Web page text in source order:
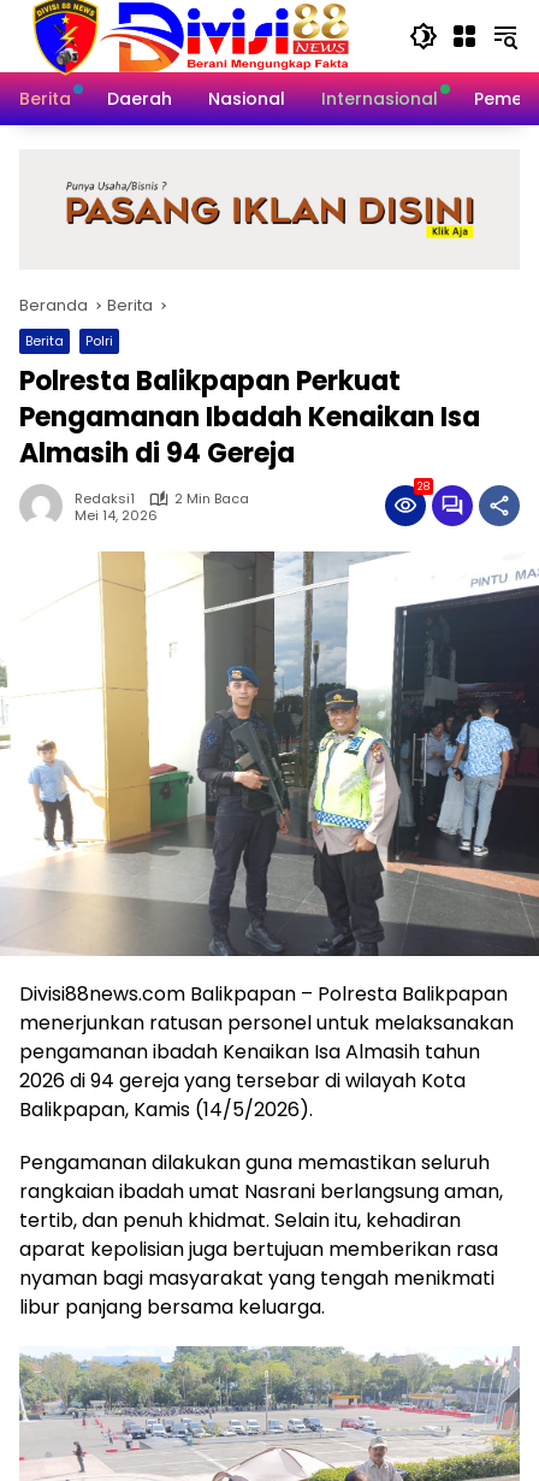
Langsung
konten
Berita
Daerah Nasional Internasional
Beranda Berita
Berita Polri
Polresta Balikpapan Perkuat
Pengamanan Ibadah Kenaikan Isa
Almasih di 94 Gereja
Redaksi1
2 Min Baca
Mei 14, 2026
28
Divisi88news.com Balikpapan – Polresta Balikpapan
menerjunkan ratusan personel untuk melaksanakan
pengamanan ibadah Kenaikan Isa Almasih tahun
2026 di 94 gereja yang tersebar di wilayah Kota
Balikpapan, Kamis (14/5/2026).
Pengamanan dilakukan guna memastikan seluruh
rangkaian ibadah umat Nasrani berlangsung aman,
tertib, dan penuh khidmat. Selain itu, kehadiran
aparat kepolisian juga bertujuan memberikan rasa
nyaman bagi masyarakat yang tengah menikmati
libur panjang bersama keluarga.